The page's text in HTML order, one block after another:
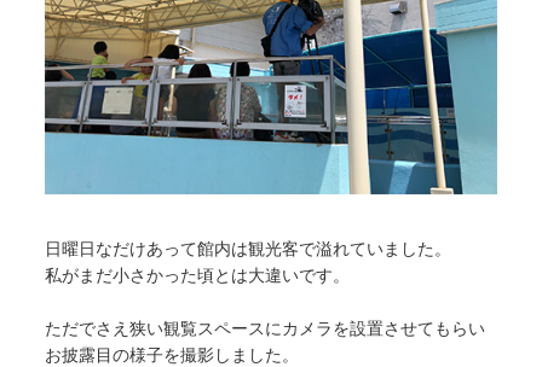
日曜日なだけあって館内は観光客で溢れていました。
私がまだ小さかった頃とは大違いです。
ただでさえ狭い観覧スペースにカメラを設置させてもらい
お披露目の様子を撮影しました。